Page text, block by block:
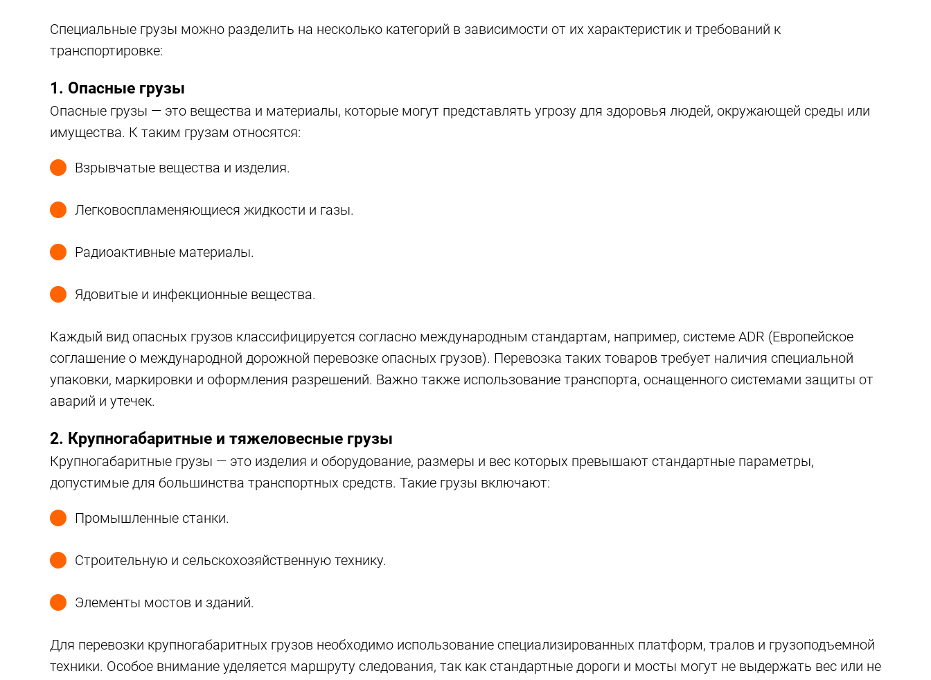
Специальные грузы можно разделить на несколько категорий в зависимости от их характеристик и требований к
транспортировке:
1. Опасные грузы
Опасные грузы — это вещества и материалы, которые могут представлять угрозу для здоровья людей, окружающей среды или
имущества. К таким грузам относятся:
Взрывчатые вещества и изделия.
Легковоспламеняющиеся жидкости и газы.
Радиоактивные материалы.
Ядовитые и инфекционные вещества.
Каждый вид опасных грузов классифицируется согласно международным стандартам, например, системе ADR (Европейское
соглашение о международной дорожной перевозке опасных грузов). Перевозка таких товаров требует наличия специальной
упаковки, маркировки и оформления разрешений. Важно также использование транспорта, оснащенного системами защиты от
аварий и утечек.
2. Крупногабаритные и тяжеловесные грузы
Крупногабаритные грузы — это изделия и оборудование, размеры и вес которых превышают стандартные параметры,
допустимые для большинства транспортных средств. Такие грузы включают:
Промышленные станки.
Строительную и сельскохозяйственную технику.
Элементы мостов и зданий.
Для перевозки крупногабаритных грузов необходимо использование специализированных платформ, тралов и грузоподъемной
техники. Особое внимание уделяется маршруту следования, так как стандартные дороги и мосты могут не выдержать вес или не